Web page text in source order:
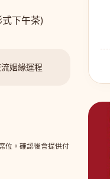
下午茶)
姻緣運程
位。確認後會提供付